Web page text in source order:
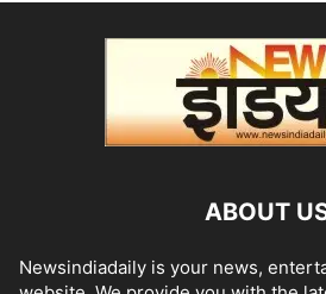
ABOUT
Newsindiadaily is your news,